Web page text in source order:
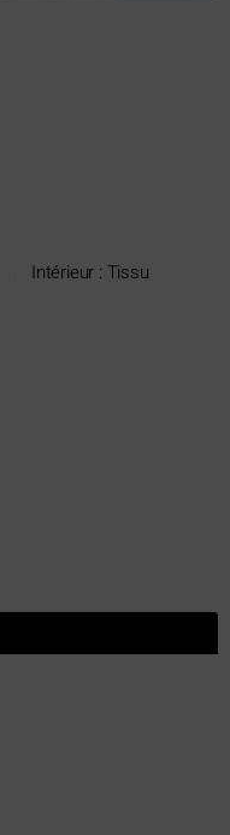
Intérieur : Tissu